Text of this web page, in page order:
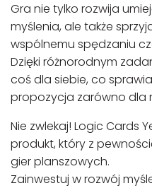
Gra nie tylko rozwija
myślenia, ale także
wspólnemu spędzaniu
Dzięki różnorodnym
coś dla siebie, co
propozycja zarówno dla
Nie zwlekaj! Logic Cards
produkt, który z
gier planszowych.
Zainwestuj w rozwój